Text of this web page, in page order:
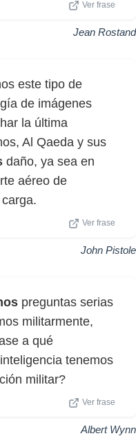
Ver frase
Jean Rostand
este tipo de
de imágenes
la última
Al Qaeda y sus
daño, ya sea en
aéreo de
Ver frase
John Pistole
preguntas serias
militarmente,
a qué
tenemos
militar?
Ver frase
Albert Wynn